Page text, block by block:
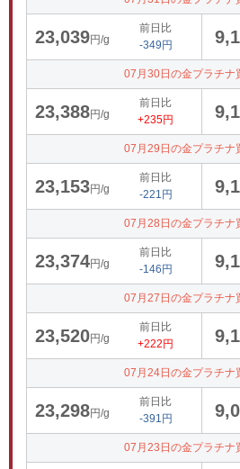
23,039円/g
前日比
-349円
07月30日の金プラチナ
23,388円/g
前日比
+235円
07月29日の金プラチナ
23,153円/g
前日比
-221円
07月28日の金プラチナ
23,374円/g
前日比
-146円
07月27日の金プラチナ
23,520円/g
前日比
+222円
07月24日の金プラチナ
23,298円/g
前日比
-391円
07月23日の金プラチナ